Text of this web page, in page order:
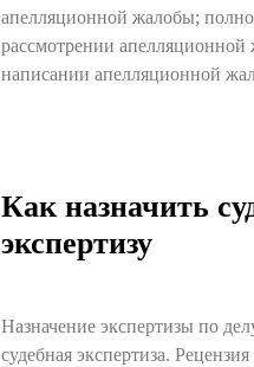
апелляционной жалобы;
рассмотрении
написании апелляционной
Как назначить
экспертизу
Назначение экспертизы по
судебная экспертиза. Рецензия